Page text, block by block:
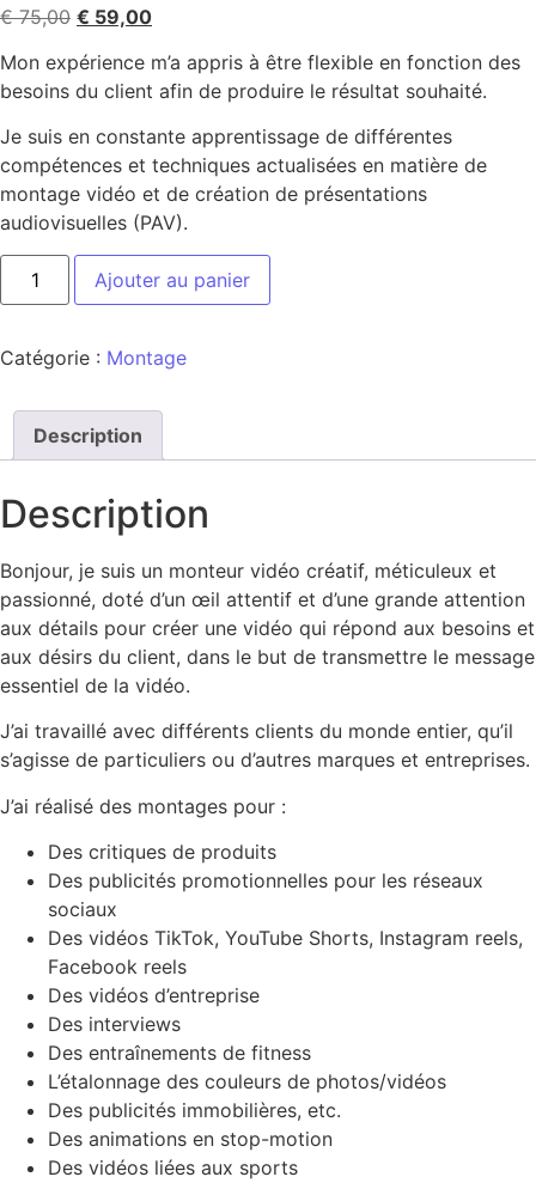
€75,00 € 59,00
Mon expérience m’a appris à être flexible en fonction des
besoins du client afin de produire le résultat souhaité.
Je suis en constante apprentissage de différentes
compétences et techniques actualisées en matière de
montage vidéo et de création de présentations
audiovisuelles (PAV).
Ajouter au panier
Catégorie : Montage
Description
Description
Bonjour, je suis un monteur vidéo créatif, méticuleux et
passionné, doté d’un œil attentif et d’une grande attention
aux détails pour créer une vidéo qui répond aux besoins et
aux désirs du client, dans le but de transmettre le message
essentiel de la vidéo.
J’ai travaillé avec différents clients du monde entier, qu’il
s’agisse de particuliers ou d’autres marques et entreprises.
J’ai réalisé des montages pour :
Des critiques de produits
Des publicités promotionnelles pour les réseaux
sociaux
Des vidéos TikTok, YouTube Shorts, Instagram reels,
Facebook reels
Des vidéos d’entreprise
Des interviews
Des entraînements de fitness
L’étalonnage des couleurs de photos/vidéos
Des publicités immobilières, etc.
Des animations en stop-motion
Des vidéos liées aux sports